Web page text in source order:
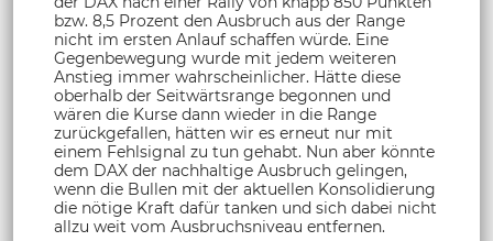
bzw. 8,5 Prozent den Ausbruch aus der Range
nicht im ersten Anlauf schaffen würde. Eine
Gegenbewegung wurde mit jedem weiteren
Anstieg immer wahrscheinlicher. Hätte diese
oberhalb der Seitwärtsrange begonnen und
wären die Kurse dann wieder in die Range
zurückgefallen, hätten wir es erneut nur mit
einem Fehlsignal zu tun gehabt. Nun aber könnte
dem DAX der nachhaltige Ausbruch gelingen,
wenn die Bullen mit der aktuellen Konsolidierung
die nötige Kraft dafür tanken und sich dabei nicht
allzu weit vom Ausbruchsniveau entfernen.